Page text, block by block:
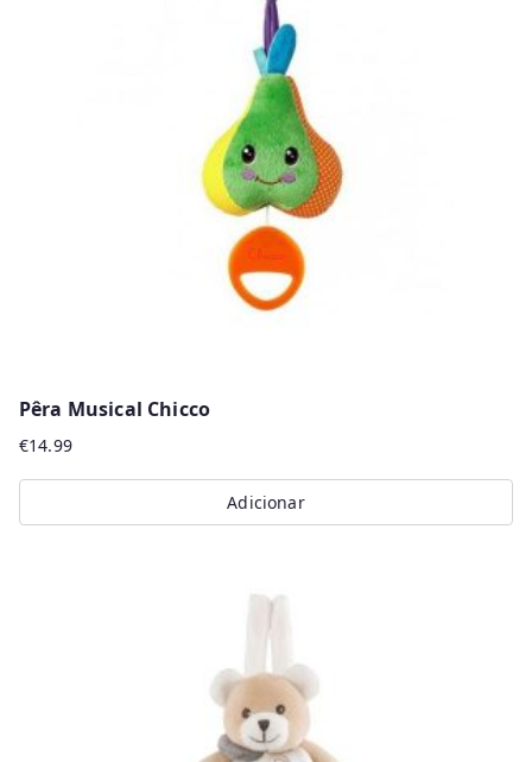
Pêra Musical Chicco
€14.99
Adicionar